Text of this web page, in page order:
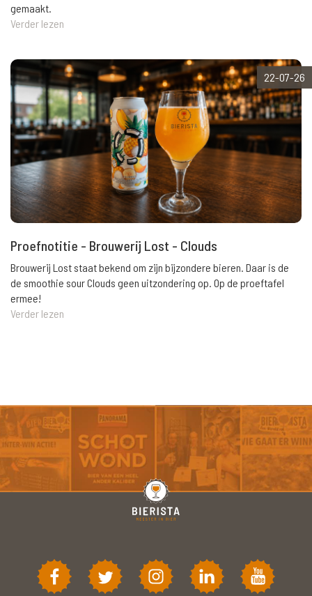
gemaakt.
Verder lezen
22-07-26
Proefnotitie - Brouwerij Lost - Clouds
Brouwerij Lost staat bekend om zijn bijzondere bieren. Daar is de
de smoothie sour Clouds geen uitzondering op. Op de proeftafel
ermee!
Verder lezen